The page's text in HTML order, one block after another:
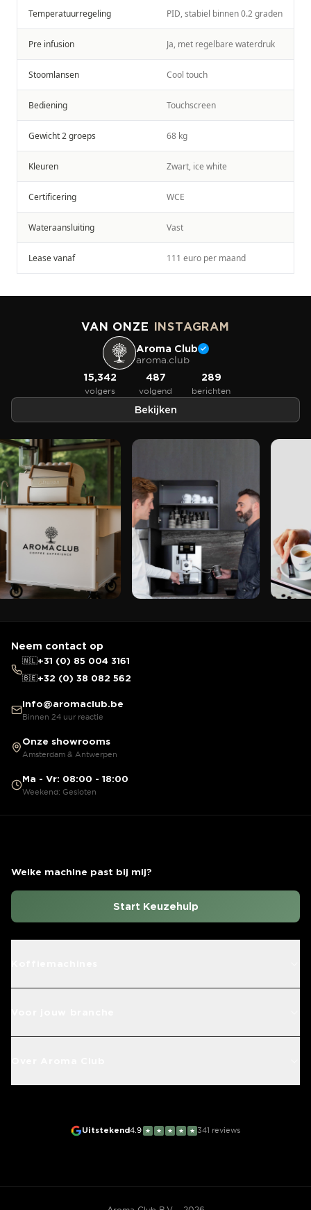
Temperatuurregeling PID, stabiel binnen 0.2 graden
Pre infusion Ja, met regelbare waterdruk
Stoomlansen Cool touch
Bediening Touchscreen
Gewicht 2 groeps 68 kg
Kleuren Zwart, ice white
Certificering WCE
Wateraansluiting Vast
Lease vanaf 111 euro per maand
VAN ONZE INSTAGRAM
Aroma Club
aroma.club
15,342
volgers
487
volgend
289
berichten
Bekijken
Neem contact op
🇳🇱+31 (0) 85 004 3161
🇧🇪+32 (0) 38 082 562
info@aromaclub.be
Binnen 24 uur reactie
Onze showrooms
Amsterdam & Antwerpen
Ma - Vr: 08:00 - 18:00
Weekend: Gesloten
Welke machine past bij mij?
Start Keuzehulp
Uitstekend4.9 ★ ★ ★ ★ ★ 341 reviews